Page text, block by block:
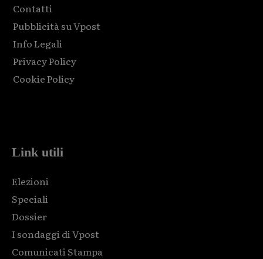
Contatti
Pubblicità su Vpost
Info Legali
Privacy Policy
Cookie Policy
Link utili
Elezioni
Speciali
Dossier
I sondaggi di Vpost
Comunicati Stampa